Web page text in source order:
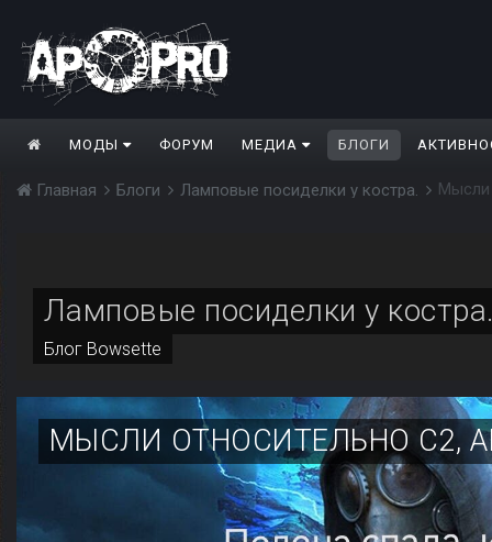
МОДЫ ФОРУМ МЕДИА БЛОГИ
Главная Блоги Ламповые посиделки у костра. Мысли
Ламповые посиделки у
Блог Bowsette
МЫСЛИ ОТНОСИТЕЛЬНО С2,